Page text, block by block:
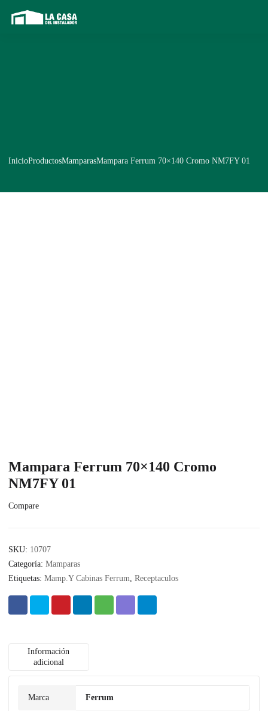
InicioProductosMamparasMampara Ferrum 70×140 Cromo NM7FY 01
Mampara Ferrum 70×140 Cromo
NM7FY 01
Compare
SKU: 10707
Categoría: Mamparas
Etiquetas: Mamp.Y Cabinas Ferrum Receptaculos
Información
adicional
Marca Ferrum